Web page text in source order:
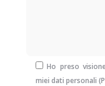
Ho preso
miei dati personali (